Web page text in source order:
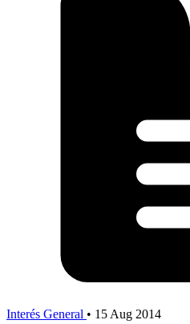
Interés General • 15 Aug 2014